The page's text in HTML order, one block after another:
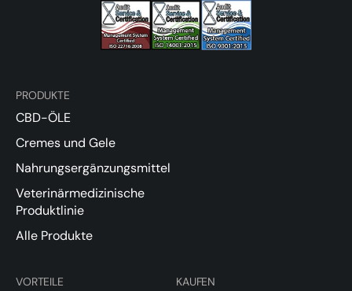
PRODUKTE
CBD-ÖLE
Cremes und Gele
Nahrungsergänzungsmittel
Veterinärmedizinische
Produktlinie
Alle Produkte
VORTEILE KAUFEN